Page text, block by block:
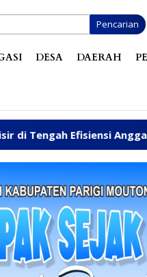
Pencarian
DESA DAERAH
Anggaran Fhatia